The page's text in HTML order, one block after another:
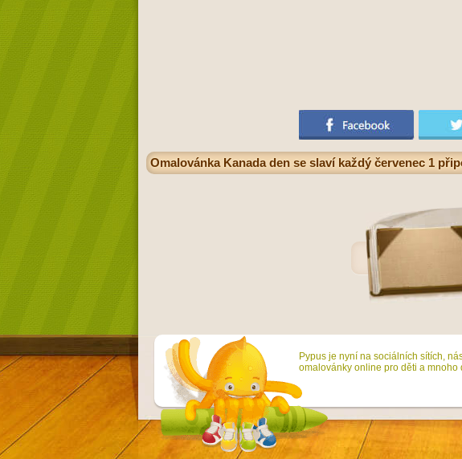
Omalovánka Kanada den se slaví každý červenec 1
Pypus je nyní na sociálních sítích,
omalovánky online pro děti a mnoho